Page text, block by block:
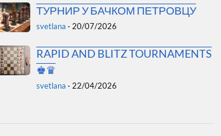
ТУРНИР У БАЧКОМ ПЕТРОВЦУ
svetlana · 20/07/2026
RAPID AND BLITZ TOURNAMENTS
♚♛
svetlana · 22/04/2026